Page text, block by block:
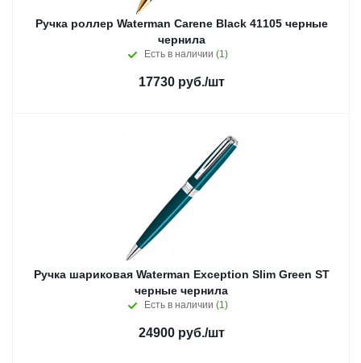
Ручка роллер Waterman Carene Black 41105 черные
чернила
Есть в наличии (1)
17730руб./шт
Ручка шариковая Waterman Exception Slim Green ST
черные чернила
Есть в наличии (1)
24900руб./шт